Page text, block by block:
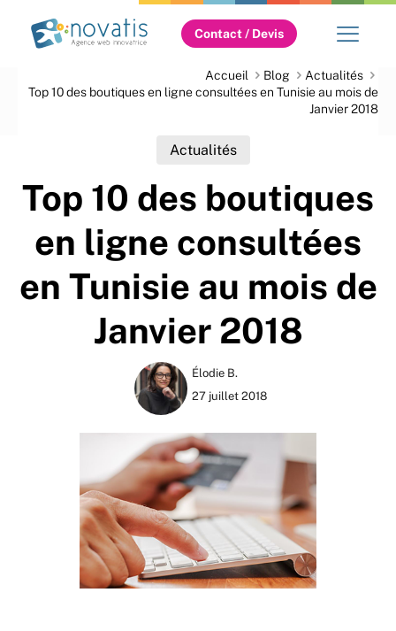
Contact / Devis
Accueil Blog
Actualités
Top 10 des boutiques en ligne consultées en Tunisie au mois de
Janvier 2018
Actualités
Top 10 des boutiques
en ligne consultées
en Tunisie au mois de
Janvier 2018
Élodie B.
27 juillet 2018